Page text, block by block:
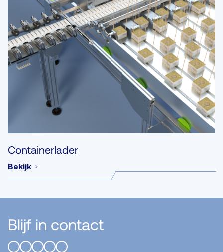
Containerlader
Bekijk
Blijf in contact